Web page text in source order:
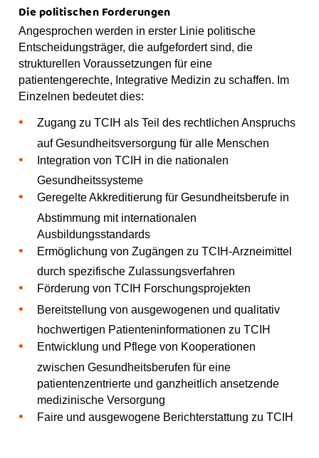
Die politischen Forderungen
Angesprochen werden in erster Linie politische
Entscheidungsträger, die aufgefordert sind, die
strukturellen Voraussetzungen für eine
patientengerechte, Integrative Medizin zu schaffen. Im
Einzelnen bedeutet dies:
Zugang zu TCIH als Teil des rechtlichen Anspruchs
auf Gesundheitsversorgung für alle Menschen
Integration von TCIH in die nationalen
Gesundheitssysteme
Geregelte Akkreditierung für Gesundheitsberufe in
Abstimmung mit internationalen
Ausbildungsstandards
Ermöglichung von Zugängen zu TCIH-Arzneimittel
durch spezifische Zulassungsverfahren
Förderung von TCIH Forschungsprojekten
Bereitstellung von ausgewogenen und qualitativ
hochwertigen Patienteninformationen zu TCIH
Entwicklung und Pflege von Kooperationen
zwischen Gesundheitsberufen für eine
patientenzentrierte und ganzheitlich ansetzende
medizinische Versorgung
Faire und ausgewogene Berichterstattung zu TCIH